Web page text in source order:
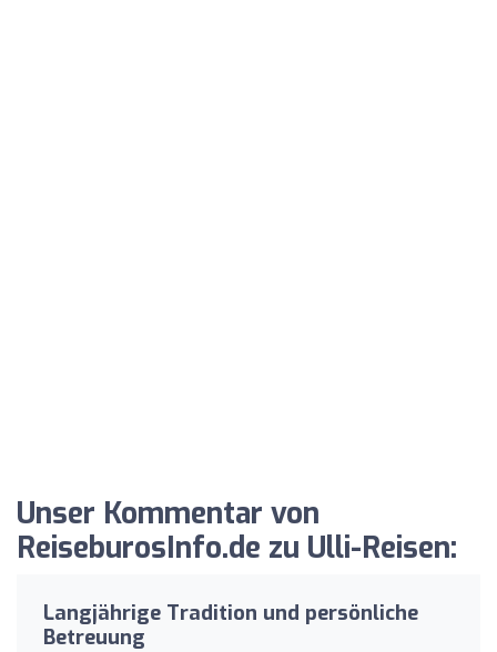
Unser Kommentar von
ReiseburosInfo.de zu Ulli-Reisen:
Langjährige Tradition und persönliche
Betreuung